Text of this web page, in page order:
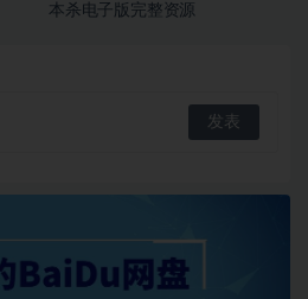
本杀电子版完整资源